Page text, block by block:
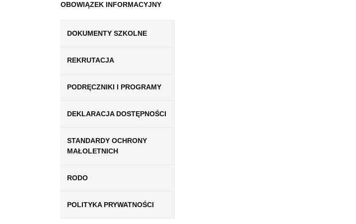
OBOWIĄZEK INFORMACYJNY
DOKUMENTY SZKOLNE
REKRUTACJA
PODRĘCZNIKI I PROGRAMY
DEKLARACJA DOSTĘPNOŚCI
STANDARDY OCHRONY
MAŁOLETNICH
RODO
POLITYKA PRYWATNOŚCI